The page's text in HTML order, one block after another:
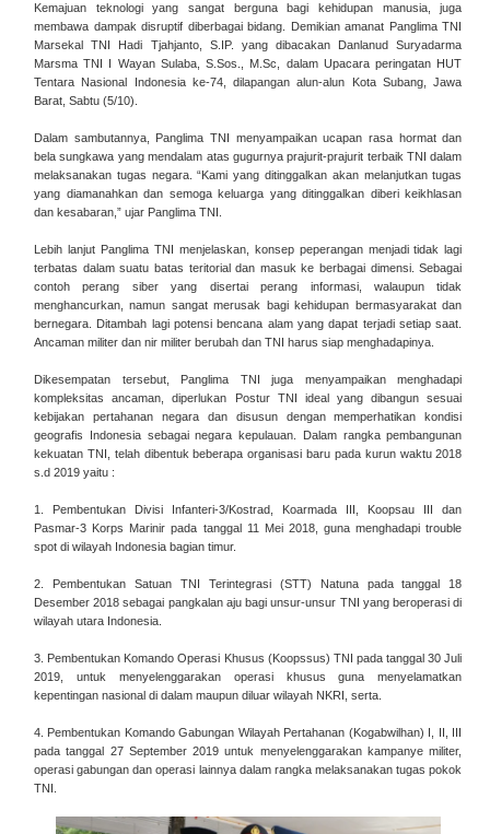
Kemajuan teknologi yang sangat berguna bagi kehidupan manusia, juga
membawa dampak disruptif diberbagai bidang. Demikian amanat Panglima TNI
Marsekal TNI Hadi Tjahjanto, S.IP. yang dibacakan Danlanud Suryadarma
Marsma TNI I Wayan Sulaba, S.Sos., M.Sc, dalam Upacara peringatan HUT
Tentara Nasional Indonesia ke-74, dilapangan alun-alun Kota Subang, Jawa
Barat, Sabtu (5/10).
Dalam sambutannya, Panglima TNI menyampaikan ucapan rasa hormat dan
bela sungkawa yang mendalam atas gugurnya prajurit-prajurit terbaik TNI dalam
melaksanakan tugas negara. “Kami yang ditinggalkan akan melanjutkan tugas
yang diamanahkan dan semoga keluarga yang ditinggalkan diberi keikhlasan
dan kesabaran,” ujar Panglima TNI.
Lebih lanjut Panglima TNI menjelaskan, konsep peperangan menjadi tidak lagi
terbatas dalam suatu batas teritorial dan masuk ke berbagai dimensi. Sebagai
contoh perang siber yang disertai perang informasi, walaupun tidak
menghancurkan, namun sangat merusak bagi kehidupan bermasyarakat dan
bernegara. Ditambah lagi potensi bencana alam yang dapat terjadi setiap saat.
Ancaman militer dan nir militer berubah dan TNI harus siap menghadapinya.
Dikesempatan tersebut, Panglima TNI juga menyampaikan menghadapi
kompleksitas ancaman, diperlukan Postur TNI ideal yang dibangun sesuai
kebijakan pertahanan negara dan disusun dengan memperhatikan kondisi
geografis Indonesia sebagai negara kepulauan. Dalam rangka pembangunan
kekuatan TNI, telah dibentuk beberapa organisasi baru pada kurun waktu 2018
s.d 2019 yaitu :
1. Pembentukan Divisi Infanteri-3/Kostrad, Koarmada III, Koopsau III dan
Pasmar-3 Korps Marinir pada tanggal 11 Mei 2018, guna menghadapi trouble
spot di wilayah Indonesia bagian timur.
2. Pembentukan Satuan TNI Terintegrasi (STT) Natuna pada tanggal 18
Desember 2018 sebagai pangkalan aju bagi unsur-unsur TNI yang beroperasi di
wilayah utara Indonesia.
3. Pembentukan Komando Operasi Khusus (Koopssus) TNI pada tanggal 30 Juli
2019, untuk menyelenggarakan operasi khusus guna menyelamatkan
kepentingan nasional di dalam maupun diluar wilayah NKRI, serta.
4. Pembentukan Komando Gabungan Wilayah Pertahanan (Kogabwilhan) I, II, III
pada tanggal 27 September 2019 untuk menyelenggarakan kampanye militer,
operasi gabungan dan operasi lainnya dalam rangka melaksanakan tugas pokok
TNI.